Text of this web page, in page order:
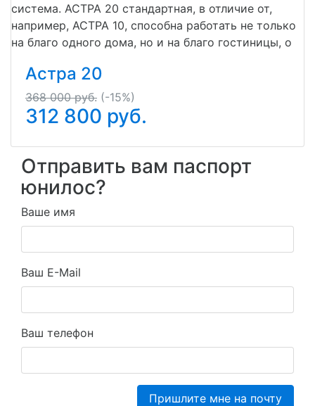
система. АСТРА 20 стандартная, в отличие от,
например, АСТРА 10, способна работать не только
на благо одного дома, но и на благо гостиницы, о
Астра 20
368 000 руб. (-15%)
312 800 руб.
Отправить вам паспорт
юнилос?
Ваше имя
Ваш E-Mail
Ваш телефон
Пришлите мне на почту